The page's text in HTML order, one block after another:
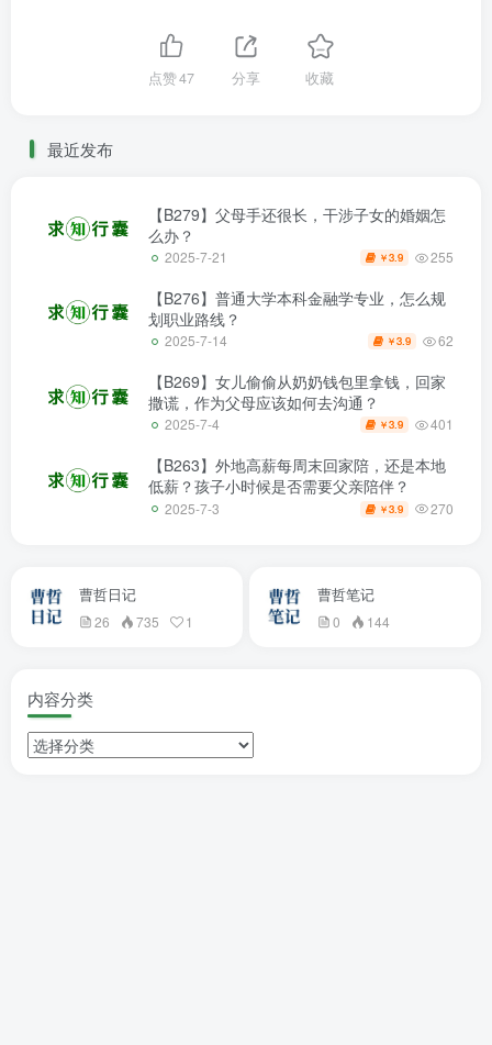
点赞47 分享 收藏
最近发布
【B279】父母手还很长，干涉子女的婚姻怎
么办？
2025-7-21 ￥3.9 255
【B276】普通大学本科金融学专业，怎么规
划职业路线？
2025-7-14 ￥3.9 62
【B269】女儿偷偷从奶奶钱包里拿钱，回家
撒谎，作为父母应该如何去沟通？
2025-7-4 ￥3.9 401
【B263】外地高薪每周末回家陪，还是本地
低薪？孩子小时候是否需要父亲陪伴？
2025-7-3 ￥3.9 270
曹哲日记
26 735 1
曹哲笔记
0 144
内容分类